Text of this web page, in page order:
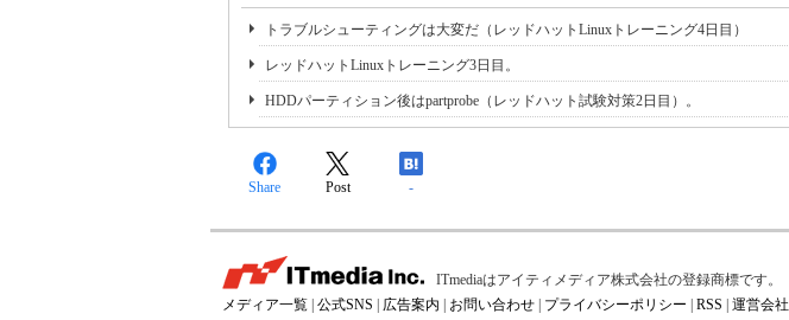
トラブルシューティングは大変だ（レッドハットLinuxトレーニング4日目）
レッドハットLinuxトレーニング3日目。
HDDパーティション後はpartprobe（レッドハット試験対策2日目）。
Share Post -
ITmediaはアイティメディア株式会社の登録商標です。
メディア一覧 公式SNS 広告案内 お問い合わせ プライバシーポリシー RSS 運営会社